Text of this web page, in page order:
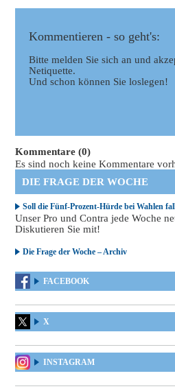
Kommentieren - so geht's:
Bitte melden Sie sich an und
Netiquette.
Und schon können Sie loslegen!
Kommentare (0)
Es sind noch keine Kommentare
DIE FRAGE DER WOCHE
Soll die Fünf-Prozent-Hürde bei Wahlen
Unser Pro und Contra jede Woche
Diskutieren Sie mit!
Die Frage der Woche – Archiv
FACEBOOK
X
INSTAGRAM